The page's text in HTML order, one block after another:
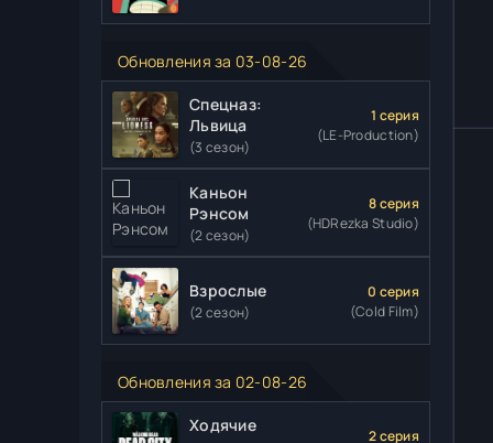
Обновления за 03-08-26
Спецназ:
Львица
(3 сезон)
1 серия
(LE-Production)
Каньон
Рэнсом
(2 сезон)
8 серия
(HDRezka Studio)
Взрослые
(2 сезон)
0 серия
(Cold Film)
Обновления за 02-08-26
Ходячие
2 серия